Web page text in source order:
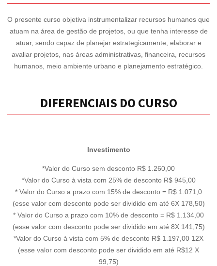
O presente curso objetiva instrumentalizar recursos humanos que
atuam na área de gestão de projetos, ou que tenha interesse de
atuar, sendo capaz de planejar estrategicamente, elaborar e
avaliar projetos, nas áreas administrativas, financeira, recursos
humanos, meio ambiente urbano e planejamento estratégico.
DIFERENCIAIS DO CURSO
Investimento
*Valor do Curso sem desconto R$ 1.260,00
*Valor do Curso à vista com 25% de desconto R$ 945,00
* Valor do Curso a prazo com 15% de desconto = R$ 1.071,0
(esse valor com desconto pode ser dividido em até 6X 178,50)
* Valor do Curso a prazo com 10% de desconto = R$ 1.134,00
(esse valor com desconto pode ser dividido em até 8X 141,75)
*Valor do Curso à vista com 5% de desconto R$ 1.197,00 12X
(esse valor com desconto pode ser dividido em até R$12 X
99,75)